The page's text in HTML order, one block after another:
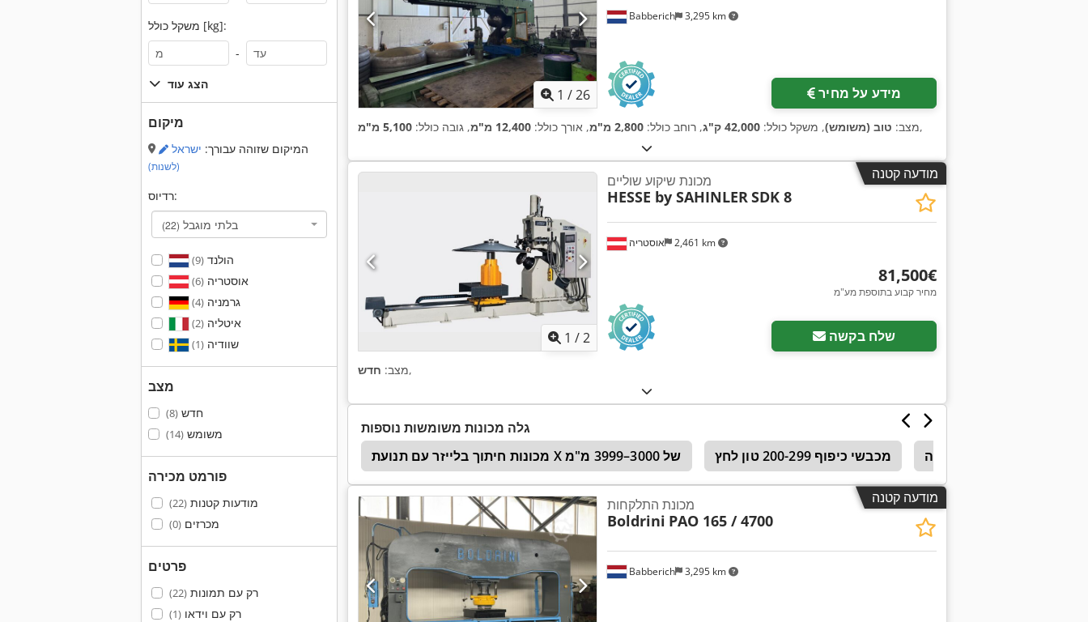
משקל כולל [kg]:
-
הצג עוד
מיקום
המיקום שזוהה עבורך: ישראל
(לשנות)
רדיוס:
בלתי מוגבל (22)
הולנד(9)
אוסטריה(6)
גרמניה(4)
איטליה(2)
שוודיה(1)
מצב
חדש(8)
משומש(14)
פורמט מכירה
מודעות קטנות(22)
מכרזים(0)
פרטים
רק עם תמונות(22)
רק עם וידאו(1)
1 /26
Babberich 3,295 km
מידע על מחיר
מצב: טוב (משומש), משקל כולל: 42,000 ק"ג , רוחב כולל: 2,800 מ"מ , אורך כולל: 12,400 מ"מ , גובה כולל: 5,100 מ"מ ,
מודעה קטנה
בקש תמונות נוספות
1 /2
אוסטריה 2,461 km
מכונת שיקוע שוליים
HESSE by SAHINLERSDK 8
‏81,500 ‏€
מחיר קבוע בתוספת מע"מ
שלח בקשה
מצב: חדש ,
גלה מכונות משומשות נוספות
מכונות חיתוך בלייזר עם תנועת X של 3000–3999 מ"מ
מכבשי כיפוף 200-299 טון לחץ שוליים לכריכה מכונת Deburring קצה מכונת קיפול Sahinler
מודעה קטנה
Babberich 3,295 km
מכונת התלקחות
Boldrini PAO 165 / 4700